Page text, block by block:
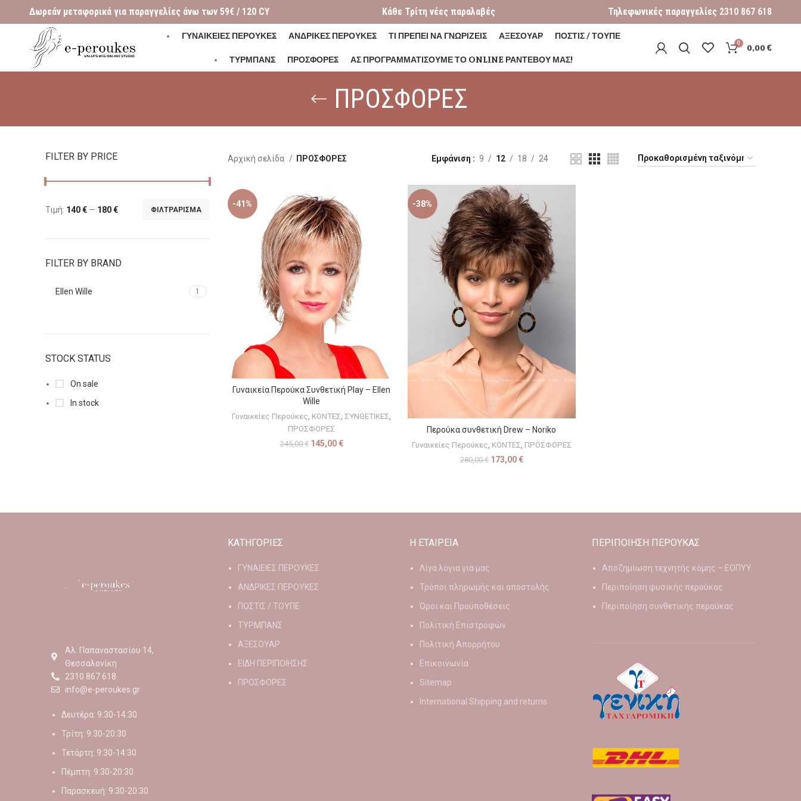
Δωρεάν μεταφορικά για παραγγελίες άνω των 59€ / 120 CY Κάθε Τρίτη νέες παραλαβές Τηλεφωνικές παραγγελίες 2310 867 618
ΓΥΝΑΙΚΕΊΕΣ ΠΕΡΟΎΚΕΣ ΑΝΔΡΙΚΕΣ ΠΕΡΟΥΚΕΣ ΤΙ ΠΡΕΠΕΙ ΝΑ ΓΝΩΡΙΖΕΙΣ ΑΞΕΣΟΥΑΡ
ΠΟΣΤΙΣ / ΤΟΥΠΕ
ΤΥΡΜΠΑΝΣ
ΠΡΟΣΦΟΡΕΣ ΑΣ ΠΡΟΓΡΑΜΜΑΤΊΣΟΥΜΕ ΤΟ ONLINE ΡΑΝΤΕΒΟΎ ΜΑΣ!
0 0,00€
ΠΡΟΣΦΟΡΕΣ
FILTER BY PRICE
ΦΙΛΤΡΆΡΙΣΜΑ
Τιμή: 140 € — 180 €
FILTER BY BRAND
Ellen Wille 1
STOCK STATUS
On sale
In stock
Αρχική σελίδα ΠΡΟΣΦΟΡΕΣ Εμφάνιση 9 12 18 24
-41%
ΕΠΙΛΟΓΉ
Γυναικεία Περούκα Συνθετική Play – Ellen
Wille
Γυναικείες Περούκες ΚΟΝΤΕΣ ,ΣΥΝΘΕΤΙΚΕΣ
ΠΡΟΣΦΟΡΕΣ
245,00€ 145,00 €
-38%
ΕΠΙΛΟΓΉ
Περούκα συνθετική Drew – Noriko
Γυναικείες Περούκες, ΚΟΝΤΕΣ, ΠΡΟΣΦΟΡΕΣ
280,00€ 173,00 €
Αλ. Παπαναστασίου 14,
Θεσσαλονίκη
2310 867 618
info@e-peroukes.gr
Δευτέρα: 9:30-14:30
Τρίτη: 9:30-20:30
Τετάρτη: 9:30-14:30
Πέμπτη: 9:30-20:30
Παρασκευή: 9:30-20:30
ΚΑΤΗΓΟΡΙΕΣ
ΓΥΝΑΙΕΙΕΣ ΠΕΡΟΥΚΕΣ
ΑΝΔΡΙΚΕΣ ΠΕΡΟΥΚΕΣ
ΠΟΣΤΙΣ / ΤΟΥΠΕ
ΤΥΡΜΠΑΝΣ
ΑΞΕΣΟΥΑΡ
ΕΙΔΗ ΠΕΡΙΠΟΙΗΣΗΣ
ΠΡΟΣΦΟΡΕΣ
Η ΕΤΑΙΡΕΙΑ
Λίγα λόγια για μας
Τρόποι πληρωμής και αποστολής
Όροι και Προϋποθέσεις
Πολιτική Επιστροφών
Πολιτική Απορρήτου
Επικοινωνία
Sitemap
International Shipping and returns
ΠΕΡΙΠΟΙΗΣΗ ΠΕΡΟΥΚΑΣ
Αποζημίωση τεχνητής κόμης – ΕΟΠΥΥ
Περιποίηση φυσικής περούκας
Περιποίηση συνθετικής περούκας